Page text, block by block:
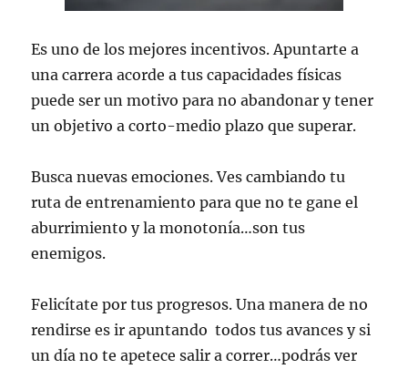
Es uno de los mejores incentivos. Apuntarte a
una carrera acorde a tus capacidades físicas
puede ser un motivo para no abandonar y tener
un objetivo a corto-medio plazo que superar.
Busca nuevas emociones. Ves cambiando tu
ruta de entrenamiento para que no te gane el
aburrimiento y la monotonía…son tus
enemigos.
Felicítate por tus progresos. Una manera de no
rendirse es ir apuntando todos tus avances y si
un día no te apetece salir a correr…podrás ver